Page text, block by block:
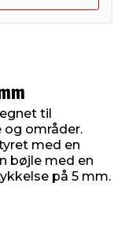
til
og områder.
med en
bøjle med en
på 5 mm.